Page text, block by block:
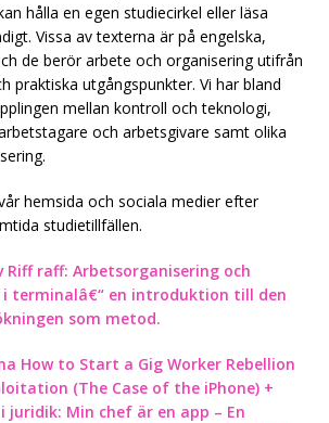
hålla en egen studiecirkel eller läsa
Vissa av texterna är på engelska,
de berör arbete och organisering utifrån
praktiska utgångspunkter. Vi har bland
mellan kontroll och teknologi,
och arbetsgivare samt olika
hemsida och sociala medier efter
studietillfällen.
Riff raff: Arbetsorganisering och
terminalâ€“ en introduktion till den
som metod.
How to Start a Gig Worker Rebellion
(The Case of the iPhone) +
juridik: Min chef är en app – En